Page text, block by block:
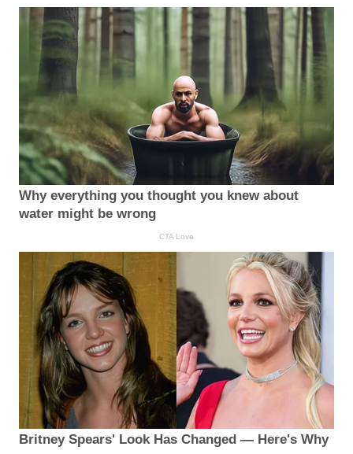
Why everything you thought you knew about
water might be wrong
CTA Love
Britney Spears' Look Has Changed — Here's Why